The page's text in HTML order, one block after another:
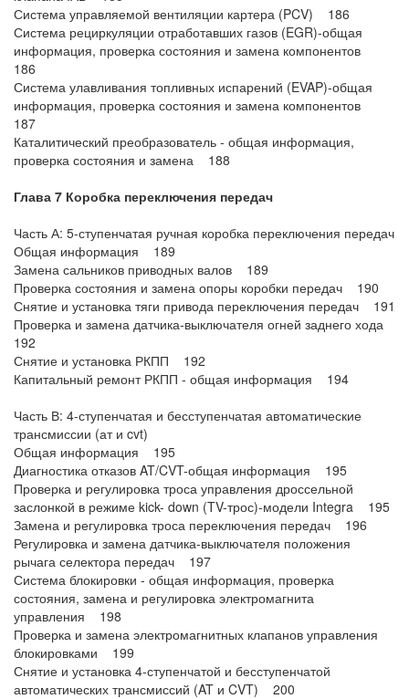
Система управляемой вентиляции картера (PCV) 186
Система рециркуляции отработавших газов (EGR)-общая
информация, проверка состояния и замена компонентов
186
Система улавливания топливных испарений (EVAP)-общая
информация, проверка состояния и замена компонентов
187
Каталитический преобразователь - общая информация,
проверка состояния и замена 188
Глава 7 Коробка переключения передач
Часть А: 5-ступенчатая ручная коробка переключения передач
Общая информация 189
Замена сальников приводных валов 189
Проверка состояния и замена опоры коробки передач 190
Снятие и установка тяги привода переключения передач 191
Проверка и замена датчика-выключателя огней заднего хода
192
Снятие и установка РКПП 192
Капитальный ремонт РКПП - общая информация 194
Часть В: 4-ступенчатая и бесступенчатая автоматические
трансмиссии (ат и cvt)
Общая информация 195
Диагностика отказов AT/CVT-общая информация 195
Проверка и регулировка троса управления дроссельной
заслонкой в режиме kick- down (TV-трос)-модели Integra 195
Замена и регулировка троса переключения передач 196
Регулировка и замена датчика-выключателя положения
рычага селектора передач 197
Система блокировки - общая информация, проверка
состояния, замена и регулировка электромагнита
управления 198
Проверка и замена электромагнитных клапанов управления
блокировками 199
Снятие и установка 4-ступенчатой и бесступенчатой
автоматических трансмиссий (AT и CVT) 200